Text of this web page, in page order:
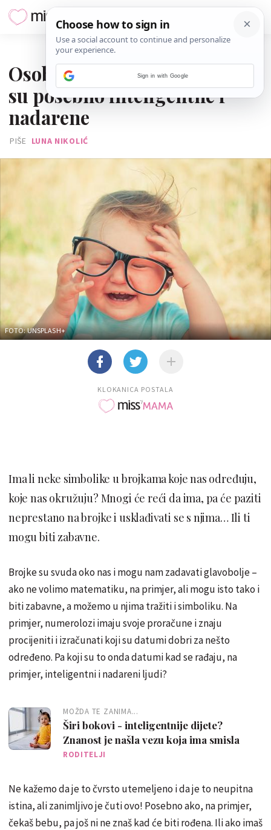
Osobe rođene na ove datume
su posebno inteligentne i
nadarene
PIŠE LUNA NIKOLIĆ
FOTO: UNSPLASH+
KLOKANICA POSTALA
Ima li neke simbolike u brojkama koje nas određuju,
koje nas okružuju? Mnogi će reći da ima, pa će paziti
neprestano na brojke i usklađivati se s njima… Ili ti
mogu biti zabavne.
Brojke su svuda oko nas i mogu nam zadavati glavobolje –
ako ne volimo matematiku, na primjer, ali mogu isto tako i
biti zabavne, a možemo u njima tražiti i simboliku. Na
primjer, numerolozi imaju svoje proračune i znaju
procijeniti i izračunati koji su datumi dobri za nešto
određeno. Pa koji su to onda datumi kad se rađaju, na
primjer, inteligentni i nadareni ljudi?
MOŽDA TE ZANIMA...
Širi bokovi - inteligentnije dijete?
Znanost je našla vezu koja ima smisla
RODITELJI
Ne kažemo da je to čvrsto utemeljeno i da je to neupitna
istina, ali zanimljivo je čuti ovo! Posebno ako, na primjer,
čekaš bebu, pa još ni ne znaš kad će biti rođena. Ili ako imaš
Sign in with Google